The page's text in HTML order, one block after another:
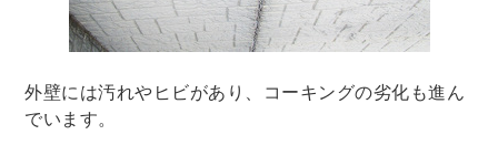
外壁には汚れやヒビがあり、コーキングの劣化も進ん
でいます。